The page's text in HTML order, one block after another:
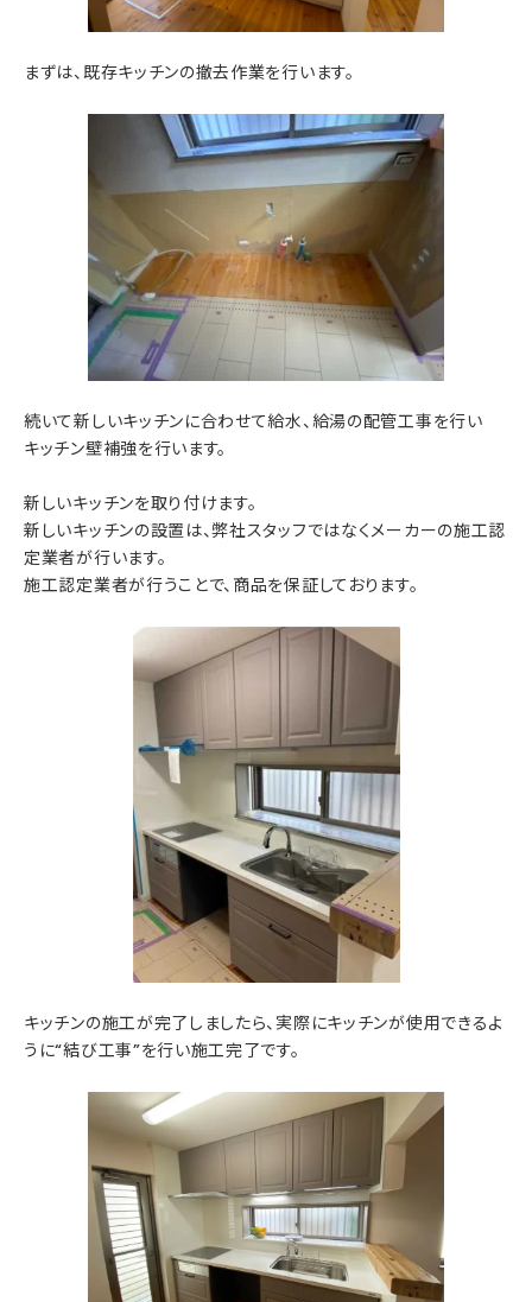
まずは、既存キッチンの撤去作業を行います。
続いて新しいキッチンに合わせて給水、給湯の配管工事を行い
キッチン壁補強を行います。
新しいキッチンを取り付けます。
新しいキッチンの設置は、弊社スタッフではなくメーカーの施工認
定業者が行います。
施工認定業者が行うことで、商品を保証しております。
キッチンの施工が完了しましたら、実際にキッチンが使用できるよ
うに“結び工事”を行い施工完了です。